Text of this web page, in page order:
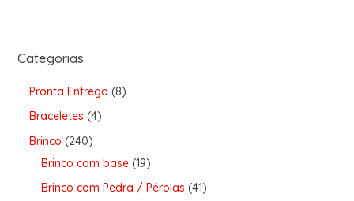
Categorias
Pronta Entrega 8
Braceletes 4
Brinco 240
Brinco com base 19
Brinco com Pedra / Pérolas 41